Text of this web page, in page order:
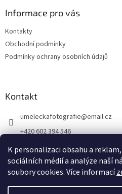
K personalizaci obsahu a
sociálních médií a analýze naší
soubory cookies. Více informací
Informace pro vás
Kontakty
Obchodní podmínky
Podmínky ochrany osobních údajů
Kontakt
umeleckafotografie@email.cz
+420 602 394 546
Facebook